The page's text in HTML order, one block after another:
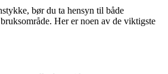
bør du ta hensyn til både
Her er noen av de viktigste